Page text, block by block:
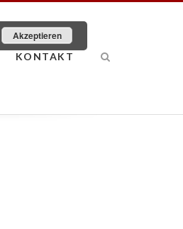
KONTAKT
Akzeptieren